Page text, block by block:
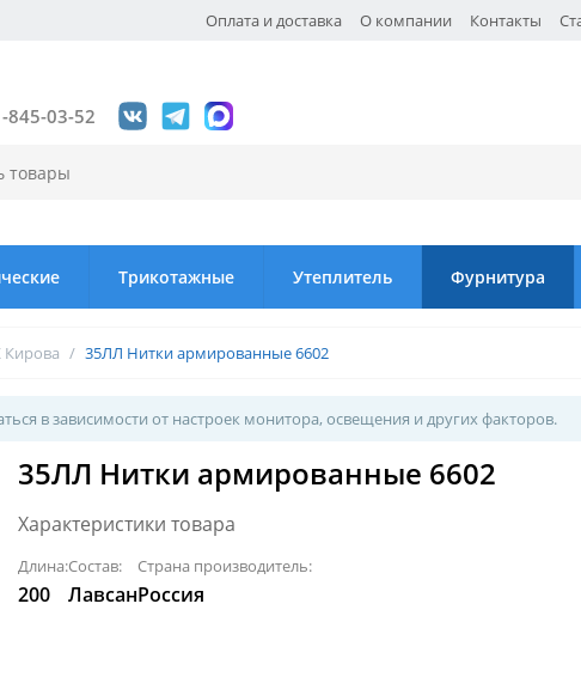
Оплата и доставка О компании Контакты
845-03-52
Трикотажные Утеплитель Фурнитура
/ 35ЛЛ Нитки армированные 6602
в зависимости от настроек монитора, освещения и других факторов.
35ЛЛ Нитки армированные 6602
Характеристики товара
Длина:
200
Состав:
Лавсан
Страна производитель:
Россия